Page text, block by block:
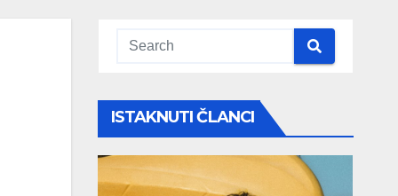
ISTAKNUTI ČLANCI